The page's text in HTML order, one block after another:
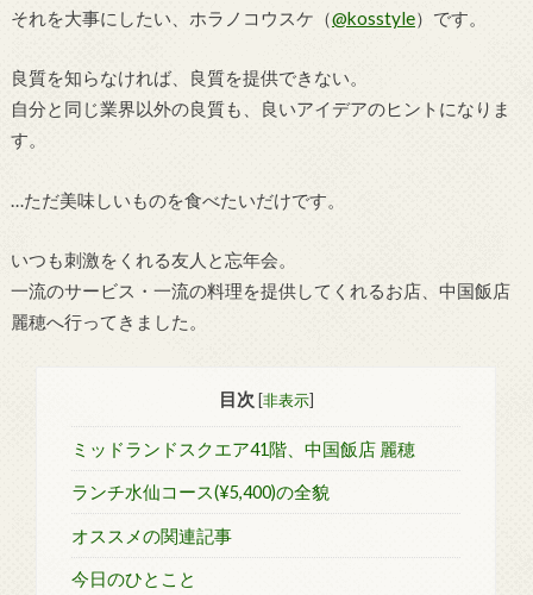
それを大事にしたい、ホラノコウスケ（@kosstyle）です。
良質を知らなければ、良質を提供できない。
自分と同じ業界以外の良質も、良いアイデアのヒントになりま
す。
…ただ美味しいものを食べたいだけです。
いつも刺激をくれる友人と忘年会。
一流のサービス・一流の料理を提供してくれるお店、中国飯店
麗穂へ行ってきました。
目次 [非表示]
ミッドランドスクエア41階、中国飯店 麗穂
ランチ水仙コース(¥5,400)の全貌
オススメの関連記事
今日のひとこと